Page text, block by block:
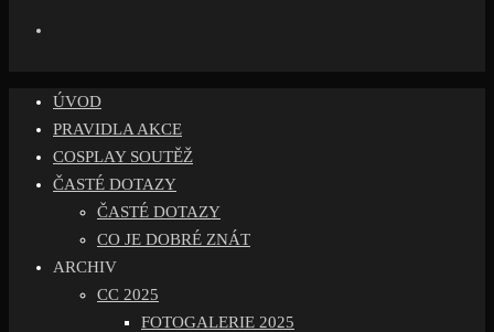
ÚVOD
PRAVIDLA AKCE
COSPLAY SOUTĚŽ
ČASTÉ DOTAZY
ČASTÉ DOTAZY
CO JE DOBRÉ ZNÁT
ARCHIV
CC 2025
FOTOGALERIE 2025